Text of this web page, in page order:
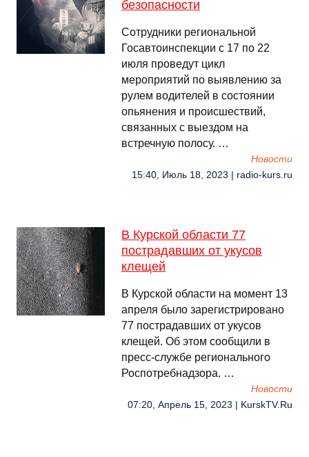
безопасности
Сотрудники региональной
Госавтоинспекции с 17 по 22
июля проведут цикл
мероприятий по выявлению за
рулем водителей в состоянии
опьянения и происшествий,
связанных с выездом на
встречную полосу. …
Новости
15:40, Июль 18, 2023 | radio-kurs.ru
В Курской области 77
пострадавших от укусов
клещей
В Курской области на момент 13
апреля было зарегистрировано
77 пострадавших от укусов
клещей. Об этом сообщили в
пресс-службе регионального
Роспотребнадзора. …
Новости
07:20, Апрель 15, 2023 | KurskTV.Ru